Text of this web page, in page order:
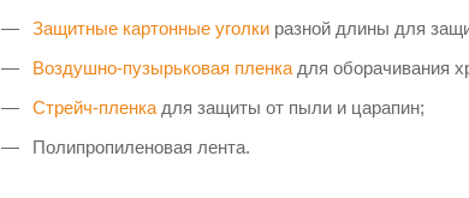
Защитные картонные уголки разной длины для
Воздушно-пузырьковая пленка для оборачивания
Стрейч-пленка для защиты от пыли и царапин;
Полипропиленовая лента.